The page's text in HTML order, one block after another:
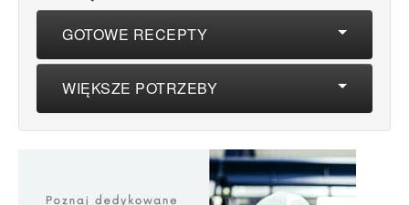
GOTOWE RECEPTY
WIĘKSZE POTRZEBY